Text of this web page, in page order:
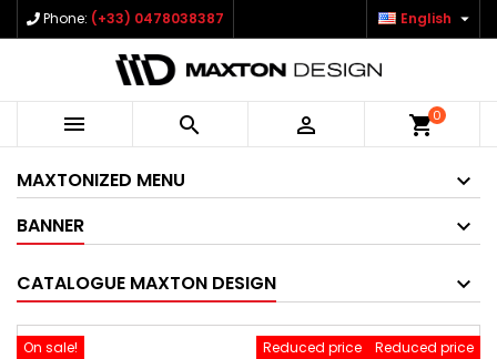
Phone: (+33) 0478038387 English 
   shopping_cart0
MAXTONIZED MENU
BANNER
CATALOGUE MAXTON DESIGN
On sale! Reduced price
Reduced price